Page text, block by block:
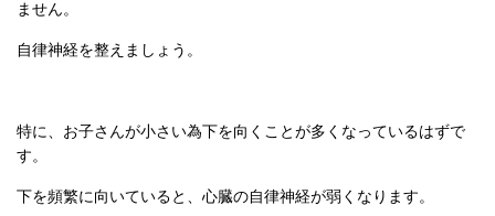
ません。
自律神経を整えましょう。
特に、お子さんが小さい為下を向くことが多くなっているはずで
す。
下を頻繁に向いていると、心臓の自律神経が弱くなります。